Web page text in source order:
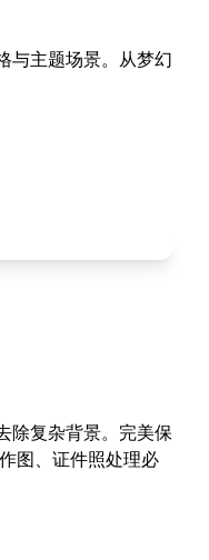
与主题场景。从梦幻
除复杂背景。完美保
图、证件照处理必